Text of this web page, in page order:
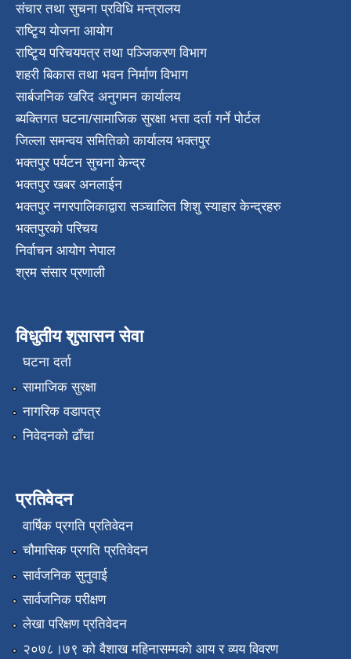
संचार तथा सुचना प्रविधि मन्त्रालय
राष्टि्ृय योजना आयोग
राष्टि्ृय परिचयपत्र तथा पञ्जिकरण विभाग
शहरी बिकास तथा भवन निर्माण विभाग
सार्बजनिक खरिद अनुगमन कार्यालय
ब्यक्तिगत घटना/सामाजिक सुरक्षा भत्ता दर्ता गर्ने पोर्टल
जिल्ला समन्वय समितिको कार्यालय भक्तपुर
भक्तपुर पर्यटन सुचना केन्द्र
भक्तपुर खबर अनलाईन
भक्तपुर नगरपालिकाद्वारा सञ्चालित शिशु स्याहार केन्द्रहरु
भक्तपुरकाे परिचय
निर्वाचन आयोग नेपाल
श्रम संसार प्रणाली
विधुतीय शुसासन सेवा
घटना दर्ता
सामाजिक सुरक्षा
नागरिक वडापत्र
निवेदनको ढाँचा
प्रतिवेदन
वार्षिक प्रगति प्रतिवेदन
चौमासिक प्रगति प्रतिवेदन
सार्वजनिक सुनुवाई
सार्वजनिक परीक्षण
लेखा परिक्षण प्रतिवेदन
२०७८।७९ को वैशाख महिनासम्मको आय र व्यय विवरण